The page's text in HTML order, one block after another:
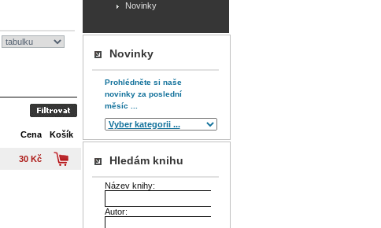
Cena Košík
30 Kč
Novinky
Novinky
Prohlédněte si naše
novinky za poslední
měsíc ...
Hledám knihu
Název knihy:
Autor: